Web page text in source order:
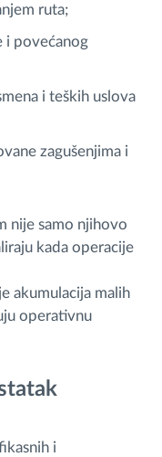
ruta;
i povećanog
i teških uslova
zagušenjima i
nije samo njihovo
kada operacije
akumulacija malih
operativnu
i